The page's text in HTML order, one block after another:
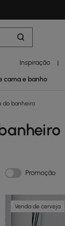
Inspiração |
cama e banho
do banheiro
Promoção
Venda de cerveja